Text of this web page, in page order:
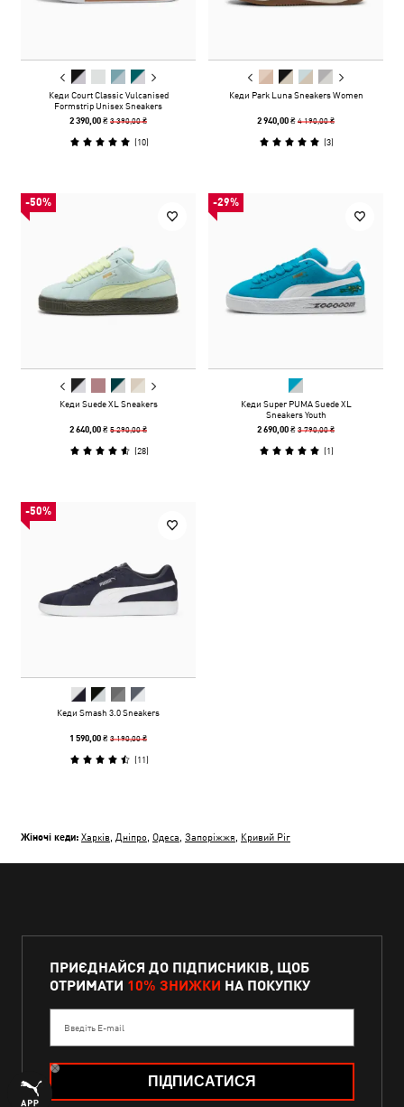
Кеди Court Classic Vulcanised
Formstrip Unisex Sneakers
2 390,00 ₴3 390,00 ₴
(10)
Кеди Park Luna Sneakers Women
2 940,00 ₴4 190,00 ₴
(3)
-50%
Кеди Suede XL Sneakers
2 640,00 ₴5 290,00 ₴
(28)
-29%
Кеди Super PUMA Suede XL
Sneakers Youth
2 690,00 ₴3 790,00 ₴
(1)
-50%
Кеди Smash 3.0 Sneakers
1 590,00 ₴3 190,00 ₴
(11)
Жіночі кеди: Харків Дніпро Одеса Запоріжжя Кривий Ріг
ПРИЄДНАЙСЯ ДО ПІДПИСНИКІВ, ЩОБ
ОТРИМАТИ 10% ЗНИЖКИ НА ПОКУПКУ
Введіть E-mail
ПІДПИСАТИСЯ